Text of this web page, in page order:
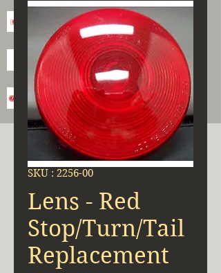
SKU : 2256-00
Lens - Red
Stop/Turn/Tail
Replacement